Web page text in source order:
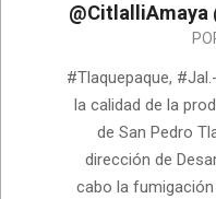
@CitlalliAmaya
#Tlaquepaque,
la calidad de la
de San Pedro
dirección de
cabo la